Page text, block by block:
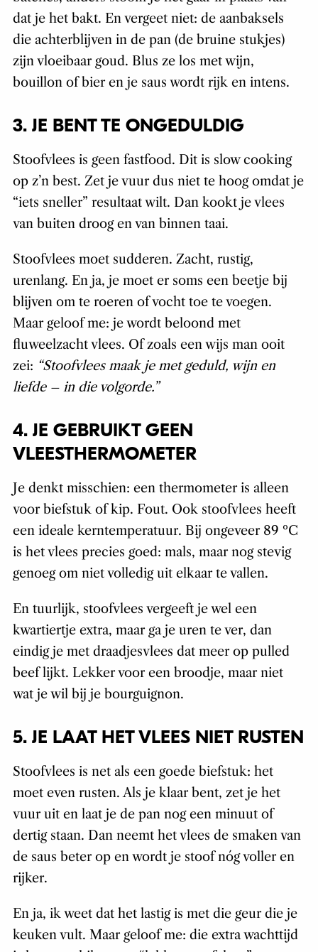
dat je het bakt. En vergeet niet: de aanbaksels
die achterblijven in de pan (de bruine stukjes)
zijn vloeibaar goud. Blus ze los met wijn,
bouillon of bier en je saus wordt rijk en intens.
3. JE BENT TE ONGEDULDIG
Stoofvlees is geen fastfood. Dit is slow cooking
op z’n best. Zet je vuur dus niet te hoog omdat je
“iets sneller” resultaat wilt. Dan kookt je vlees
van buiten droog en van binnen taai.
Stoofvlees moet sudderen. Zacht, rustig,
urenlang. En ja, je moet er soms een beetje bij
blijven om te roeren of vocht toe te voegen.
Maar geloof me: je wordt beloond met
fluweelzacht vlees. Of zoals een wijs man ooit
zei: “Stoofvlees maak je met geduld, wijn en
liefde – in die volgorde.”
4. JE GEBRUIKT GEEN
VLEESTHERMOMETER
Je denkt misschien: een thermometer is alleen
voor biefstuk of kip. Fout. Ook stoofvlees heeft
een ideale kerntemperatuur. Bij ongeveer 89 ºC
is het vlees precies goed: mals, maar nog stevig
genoeg om niet volledig uit elkaar te vallen.
En tuurlijk, stoofvlees vergeeft je wel een
kwartiertje extra, maar ga je uren te ver, dan
eindig je met draadjesvlees dat meer op pulled
beef lijkt. Lekker voor een broodje, maar niet
wat je wil bij je bourguignon.
5. JE LAAT HET VLEES NIET RUSTEN
Stoofvlees is net als een goede biefstuk: het
moet even rusten. Als je klaar bent, zet je het
vuur uit en laat je de pan nog een minuut of
dertig staan. Dan neemt het vlees de smaken van
de saus beter op en wordt je stoof nóg voller en
rijker.
En ja, ik weet dat het lastig is met die geur die je
keuken vult. Maar geloof me: die extra wachttijd